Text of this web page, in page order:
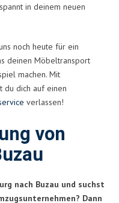
in deinem neuen
noch heute für ein
deinen Möbeltransport
machen. Mit
du dich auf einen
verlassen!
von
nach Buzau und suchst
Dann